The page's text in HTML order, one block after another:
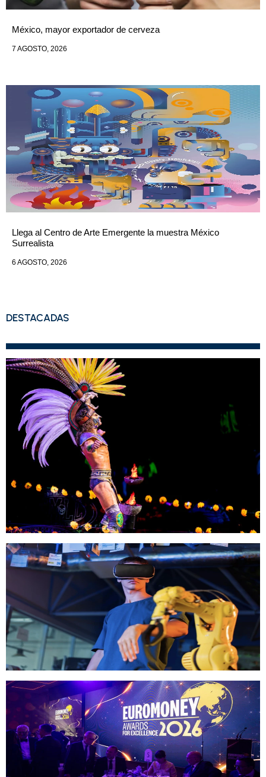
México, mayor exportador de cerveza
7 AGOSTO, 2026
Llega al Centro de Arte Emergente la muestra México
Surrealista
6 AGOSTO, 2026
DESTACADAS